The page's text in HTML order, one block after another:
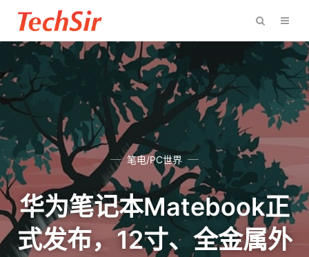
笔电/PC世界
华为笔记本Matebook正
式发布，12寸、全金属外